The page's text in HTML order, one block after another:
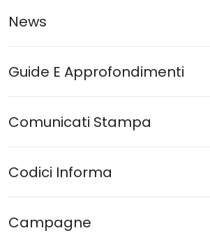
News
Guide E Approfondimenti
Comunicati Stampa
Codici Informa
Campagne